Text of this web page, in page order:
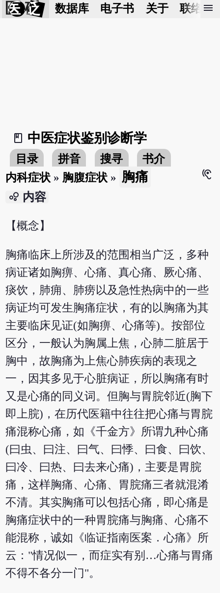
医 砭 数据库 电子书 关于 联络我
menu
book_2
中医症状鉴别诊断学
目录 拼音 搜寻
书介
内科症状 » 胸腹症状 » 胸痛
hearing
bubble_chart 内容
【概念】
胸痛临床上所涉及的范围相当广泛，多种
病证诸如胸痹、心痛、真心痛、厥心痛、
痰饮，肺痈、肺痨以及急性热病中的一些
病证均可发生胸痛症状，有的以胸痛为其
主要临床见证(如胸痹、心痛等)。按部位
区分，一般认为胸属上焦，心肺二脏居于
胸中，故胸痛为上焦心肺疾病的表现之
一，因其多见于心脏病证，所以胸痛有时
又是心痛的同义词。但胸与胃脘邻近(胸下
即上脘)，在历代医籍中往往把心痛与胃脘
痛混称心痛，如《千金方》所谓九种心痛
(曰虫、曰注、曰气、曰悸、曰食、曰饮、
曰冷、曰热、曰去来心痛)，主要是胃脘
痛，这样胸痛、心痛、胃脘痛三者就混淆
不清。其实胸痛可以包括心痛，即心痛是
胸痛症状中的一种胃脘痛与胸痛、心痛不
能混称，诚如《临证指南医案．心痛》所
云："情况似一，而症实有别…心痛与胃痛
不得不各分一门"。